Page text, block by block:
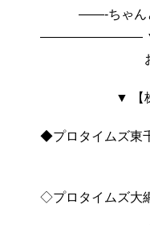
——-ちゃん
———————— ▼外
▼ 【
◆プロタイムズ東
◇プロタイムズ大